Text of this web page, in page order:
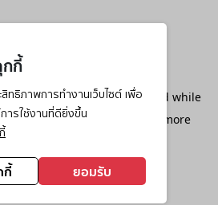
กกี้
ทธิภาพการทำงานเว็บไซต์ เพื่อ
ารใช้งานที่ดียิ่งขึ้น
กี้ ยอมรับ
-side exception has occurred while
(see the browser console
for more
information).